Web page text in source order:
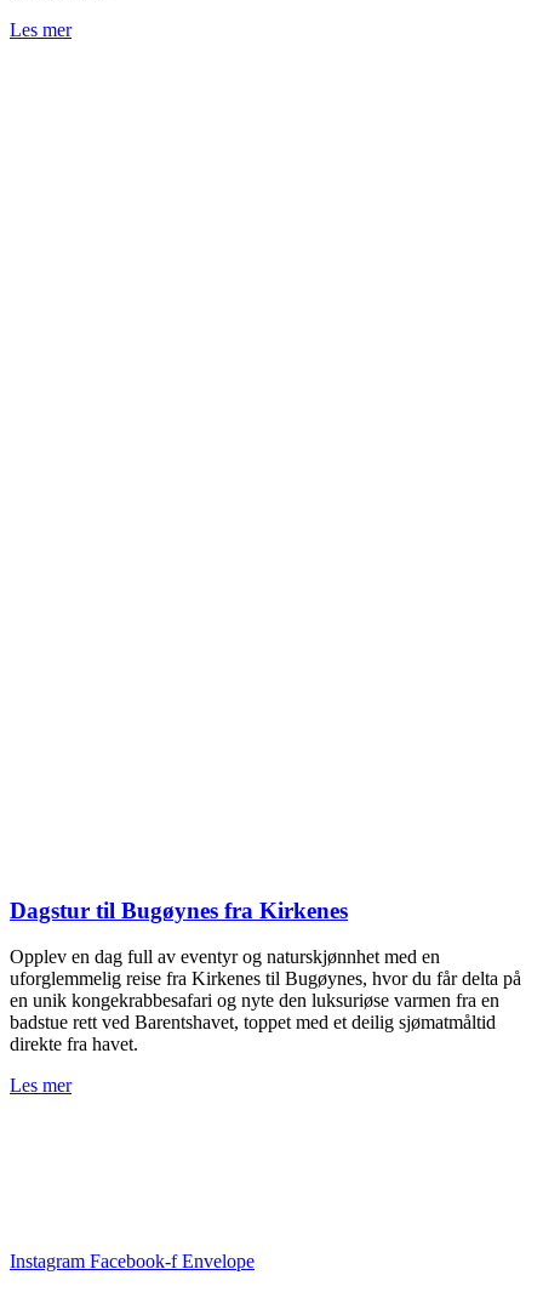
Les mer
Dagstur til Bugøynes fra Kirkenes
Opplev en dag full av eventyr og naturskjønnhet med en
uforglemmelig reise fra Kirkenes til Bugøynes, hvor du får delta på
en unik kongekrabbesafari og nyte den luksuriøse varmen fra en
badstue rett ved Barentshavet, toppet med et deilig sjømatmåltid
direkte fra havet.
Les mer
Instagram Facebook-f Envelope